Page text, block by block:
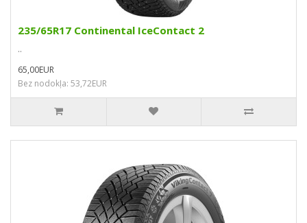
235/65R17 Continental IceContact 2
..
65,00EUR
Bez nodokļa: 53,72EUR